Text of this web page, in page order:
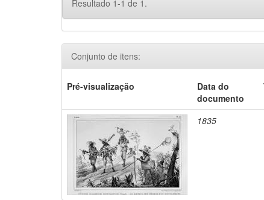
Resultado 1-1 de 1.
Conjunto de itens:
Pré-visualização
Data do
documento
1835